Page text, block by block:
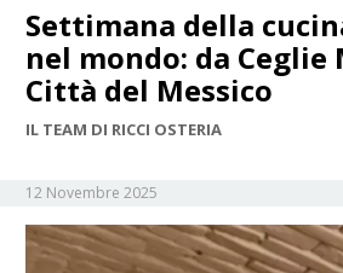
Settimana della
nel mondo: da Ceglie
Città del Messico
IL TEAM DI RICCI OSTERIA
12 Novembre 2025